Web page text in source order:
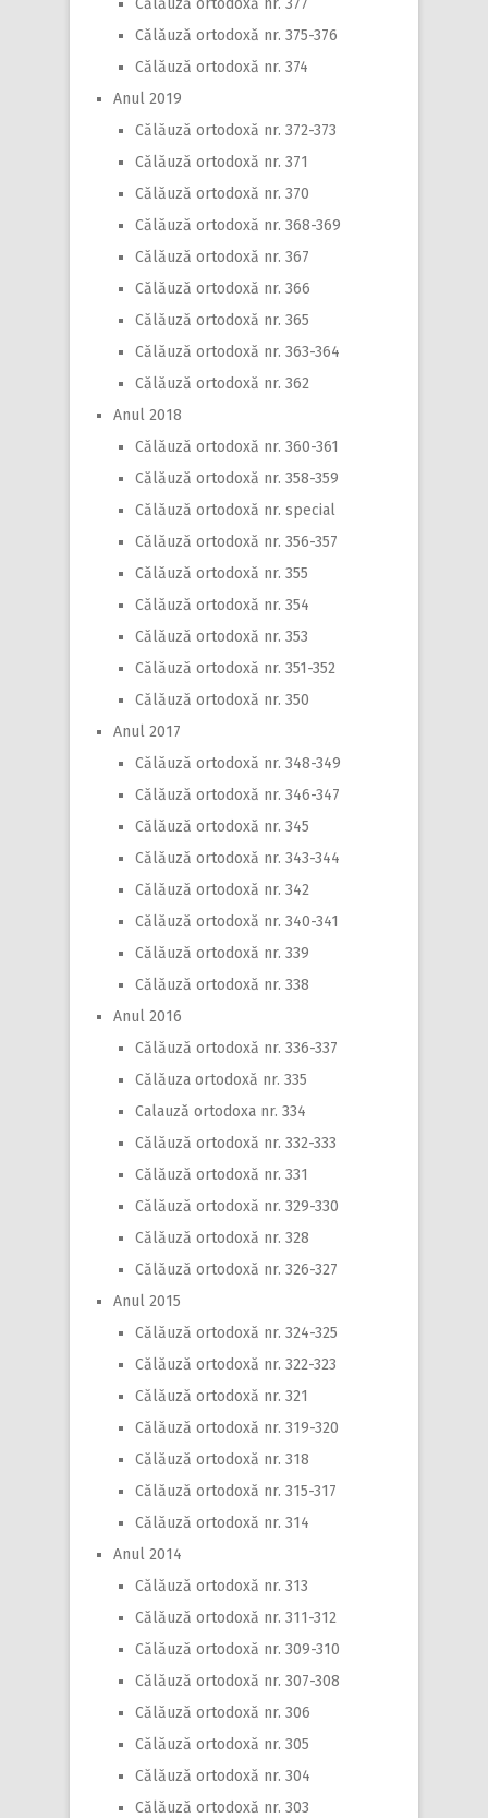
Călăuză ortodoxă nr. 375-376
Călăuză ortodoxă nr. 374
Anul 2019
Călăuză ortodoxă nr. 372-373
Călăuză ortodoxă nr. 371
Călăuză ortodoxă nr. 370
Călăuză ortodoxă nr. 368-369
Călăuză ortodoxă nr. 367
Călăuză ortodoxă nr. 366
Călăuză ortodoxă nr. 365
Călăuză ortodoxă nr. 363-364
Călăuză ortodoxă nr. 362
Anul 2018
Călăuză ortodoxă nr. 360-361
Călăuză ortodoxă nr. 358-359
Călăuză ortodoxă nr. special
Călăuză ortodoxă nr. 356-357
Călăuză ortodoxă nr. 355
Călăuză ortodoxă nr. 354
Călăuză ortodoxă nr. 353
Călăuză ortodoxă nr. 351-352
Călăuză ortodoxă nr. 350
Anul 2017
Călăuză ortodoxă nr. 348-349
Călăuză ortodoxă nr. 346-347
Călăuză ortodoxă nr. 345
Călăuză ortodoxă nr. 343-344
Călăuză ortodoxă nr. 342
Călăuză ortodoxă nr. 340-341
Călăuză ortodoxă nr. 339
Călăuză ortodoxă nr. 338
Anul 2016
Călăuză ortodoxă nr. 336-337
Călăuza ortodoxă nr. 335
Calauză ortodoxa nr. 334
Călăuză ortodoxă nr. 332-333
Călăuză ortodoxă nr. 331
Călăuză ortodoxă nr. 329-330
Călăuză ortodoxă nr. 328
Călăuză ortodoxă nr. 326-327
Anul 2015
Călăuză ortodoxă nr. 324-325
Călăuză ortodoxă nr. 322-323
Călăuză ortodoxă nr. 321
Călăuză ortodoxă nr. 319-320
Călăuză ortodoxă nr. 318
Călăuză ortodoxă nr. 315-317
Călăuză ortodoxă nr. 314
Anul 2014
Călăuză ortodoxă nr. 313
Călăuză ortodoxă nr. 311-312
Călăuză ortodoxă nr. 309-310
Călăuză ortodoxă nr. 307-308
Călăuză ortodoxă nr. 306
Călăuză ortodoxă nr. 305
Călăuză ortodoxă nr. 304
Călăuză ortodoxă nr. 303